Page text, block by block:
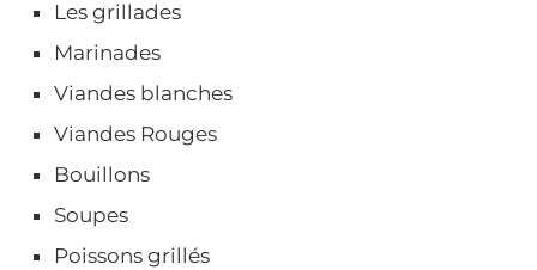
Les grillades
Marinades
Viandes blanches
Viandes Rouges
Bouillons
Soupes
Poissons grillés